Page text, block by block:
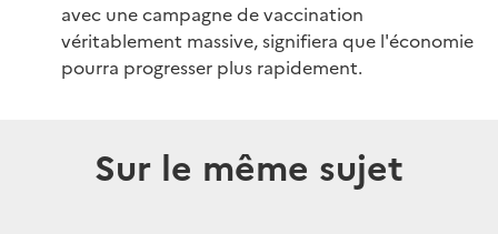
avec une campagne de vaccination
véritablement massive, signifiera que l'économie
pourra progresser plus rapidement.
Sur le même sujet